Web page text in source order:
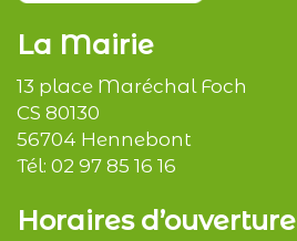
La Mairie
13 place Maréchal Foch
CS 80130
56704 Hennebont
Tél: 02 97 85 16 16
Horaires d’ouverture